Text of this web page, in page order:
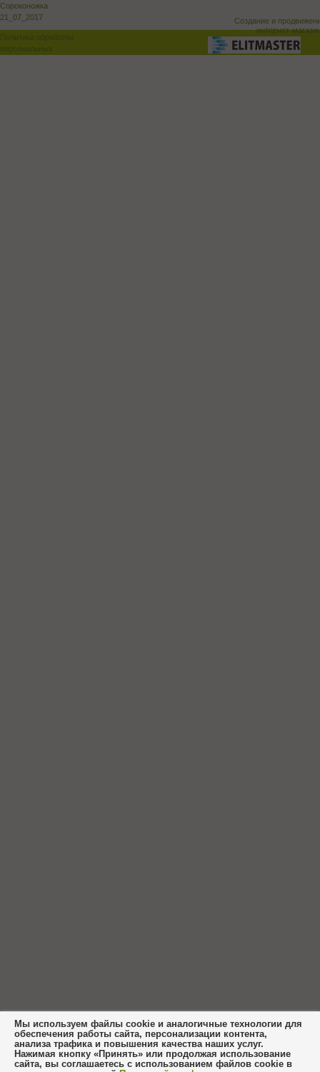
Сороконожка
21_07_2017
Создание и
интернет-
Мы используем файлы cookie и аналогичные технологии для
обеспечения работы сайта, персонализации контента,
анализа трафика и повышения качества наших услуг.
Нажимая кнопку «Принять» или продолжая использование
сайта, вы соглашаетесь с использованием файлов cookie в